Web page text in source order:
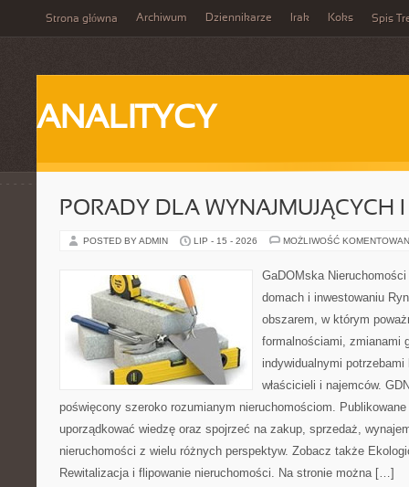
Strona główna Archiwum Dziennikarze Irak Koks Spis
ANALITYCY
PORADY DLA WYNAJMUJĄCYCH
POSTED BY ADMIN LIP - 15 - 2026 MOŻLIWOŚĆ
GaDOMska
domach i inwestowaniu
obszarem, w którym
formalnościami, zmianami
indywidualnymi
właścicieli i najemców.
poświęcony szeroko rozumianym nieruchomościom. Publikowane
uporządkować wiedzę oraz spojrzeć na zakup, sprzedaż,
nieruchomości z wielu różnych perspektyw. Zobacz także
Rewitalizacja i flipowanie nieruchomości. Na stronie można […]